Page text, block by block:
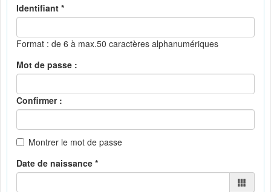
Identifiant *
Format : de 6 à max.50 caractères alphanumériques
Mot de passe :
Confirmer :
Montrer le mot de passe
Date de naissance *